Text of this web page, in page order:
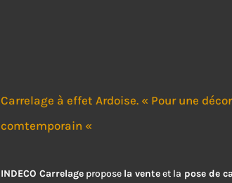
Carrelage à effet Ardoise. « Pour une
comtemporain «
INDECO Carrelagepropose la venteet la pose de